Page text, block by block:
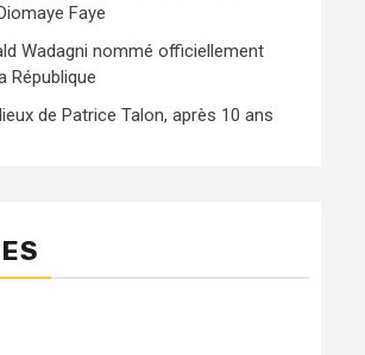
Faye
Wadagni nommé officiellement
République
de Patrice Talon, après 10 ans